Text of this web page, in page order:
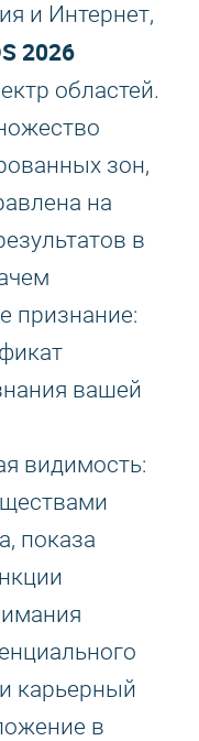
и Интернет,
2026
областей.
зон,
на
в
признание:
вашей
видимость:
показа
карьерный
в